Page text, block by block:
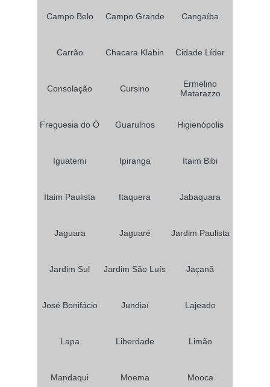
Campo Belo Campo Grande Cangaíba
Carrão Chacara Klabin Cidade Líder
Consolação Cursino
Ermelino
Matarazzo
Freguesia do Ó Guarulhos Higienópolis
Iguatemi Ipiranga Itaim Bibi
Itaim Paulista Itaquera Jabaquara
Jaguara Jaguaré Jardim Paulista
Jardim Sul Jardim São Luís Jaçanã
José Bonifácio Jundiaí Lajeado
Lapa Liberdade Limão
Mandaqui Moema Mooca